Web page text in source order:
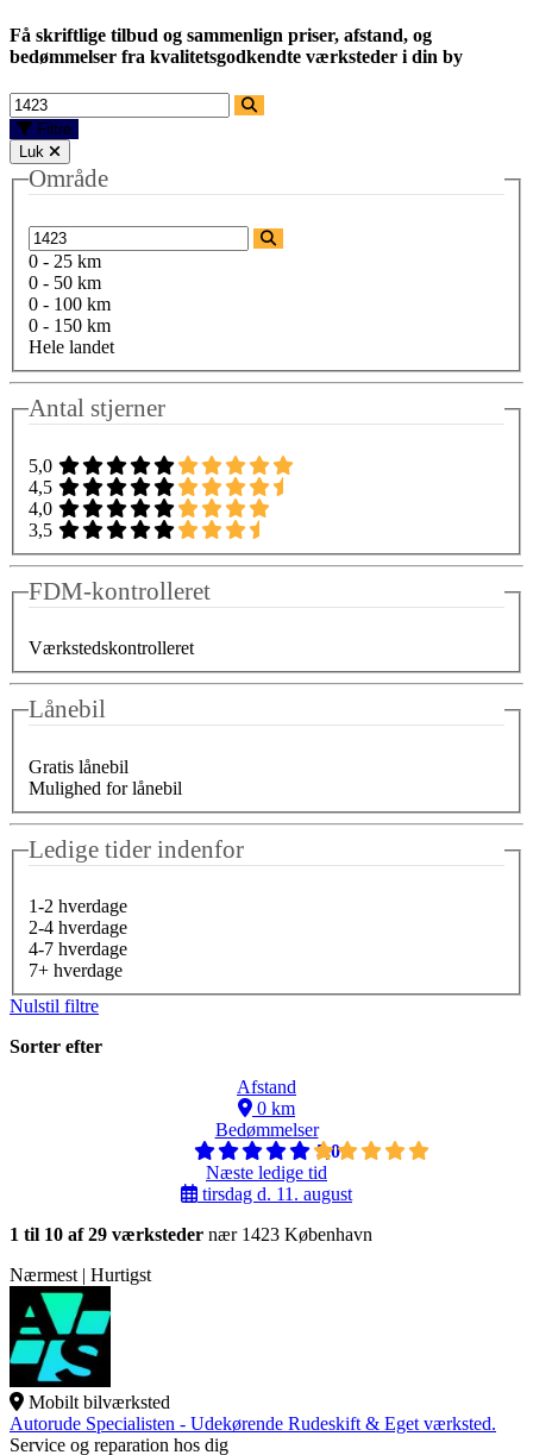
Få skriftlige tilbud og sammenlign priser, afstand, og
bedømmelser fra kvalitetsgodkendte værksteder i din by
Filtre
Luk
Område
0 - 25 km
0 - 50 km
0 - 100 km
0 - 150 km
Hele landet
Antal stjerner
5,0
4,5
4,0
3,5
FDM-kontrolleret
Værkstedskontrolleret
Lånebil
Gratis lånebil
Mulighed for lånebil
Ledige tider indenfor
1-2 hverdage
2-4 hverdage
4-7 hverdage
7+ hverdage
Nulstil filtre
Sorter efter
Afstand
0 km
Bedømmelser
5,0
Næste ledige tid
tirsdag d. 11. august
1 til 10 af 29 værksteder nær 1423 København
Nærmest | Hurtigst
Mobilt bilværksted
Autorude Specialisten - Udekørende Rudeskift & Eget værksted.
Service og reparation hos dig